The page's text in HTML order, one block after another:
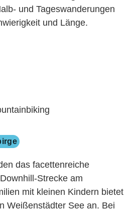
und Tageswanderungen
und Länge.
das facettenreiche
Strecke am
mit kleinen Kindern bietet
Weißenstädter See an. Bei